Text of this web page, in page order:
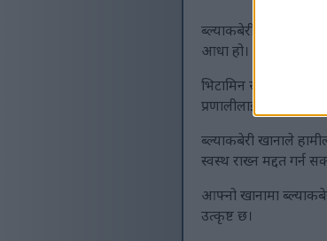
ब्ल्याकबेरी बढी
आधा हो।
भिटामिन सी कोलाजेन
प्रणालीलाई पनि
ब्ल्याकबेरी खानाले
स्वस्थ राख्न मद्दत गर्न
आफ्नो खानामा
उत्कृष्ट छ।